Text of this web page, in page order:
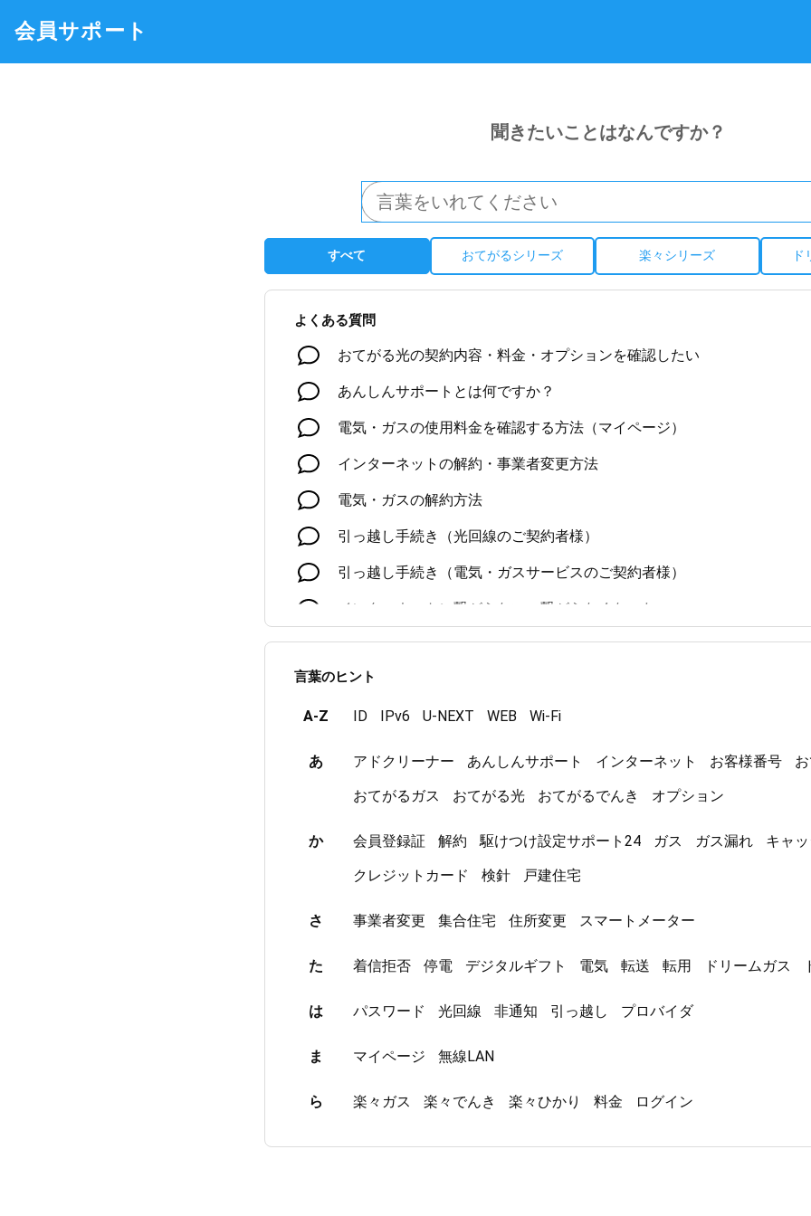
会員サポート
聞きたいことはなんですか？
すべて おてがるシリーズ 楽々シリーズ ド
よくある質問
おてがる光の契約内容・料金・オプションを確認したい
あんしんサポートとは何ですか？
電気・ガスの使用料金を確認する方法（マイページ）
インターネットの解約・事業者変更方法
電気・ガスの解約方法
引っ越し手続き（光回線のご契約者様）
引っ越し手続き（電気・ガスサービスのご契約者様）
インターネットに繋がらない、繋がらなくなった。
オプションの解約/解除方法
支払い方法の変更方法
払込票/オンライン決済（sms）の再発行方法
インターネットの使用料金を確認する方法（マイページ）
言葉のヒント
A-Z ID IPv6 U-NEXT WEB Wi-Fi
あ アドクリーナー あんしんサポート インターネット お客様番号
おてがるガス
おてがる光 おてがるでんき オプション
か 会員登録証 解約 駆けつけ設定サポート24 ガス ガス漏れ
キャ
クレジットカード
検針 戸建住宅
さ 事業者変更 集合住宅 住所変更 スマートメーター
た 着信拒否 停電 デジタルギフト 電気 転送 転用 ドリームガス
は パスワード 光回線 非通知 引っ越し プロバイダ
ま マイページ 無線LAN
ら 楽々ガス 楽々でんき 楽々ひかり 料金 ログイン